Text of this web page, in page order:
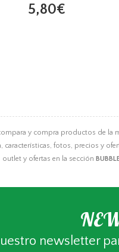
y compra productos de la
características, fotos, precios y
outlet y ofertas en la sección
5,80€
newsletter